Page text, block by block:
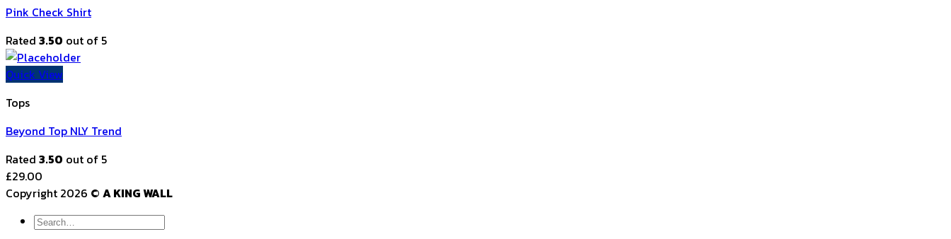
Pink Check Shirt
Rated 3.50 out of 5
Quick View
Tops
Beyond Top NLY Trend
Rated 3.50 out of 5
£29.00
Copyright 2026 © A KING WALL
Search